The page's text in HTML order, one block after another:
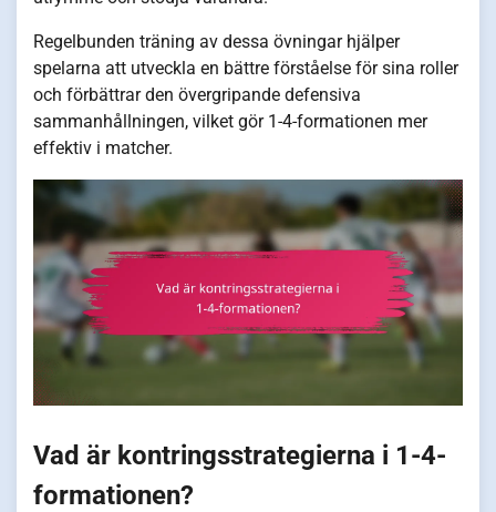
Regelbunden träning av dessa övningar hjälper
spelarna att utveckla en bättre förståelse för sina roller
och förbättrar den övergripande defensiva
sammanhållningen, vilket gör 1-4-formationen mer
effektiv i matcher.
Vad är kontringsstrategierna i 1-4-
formationen?